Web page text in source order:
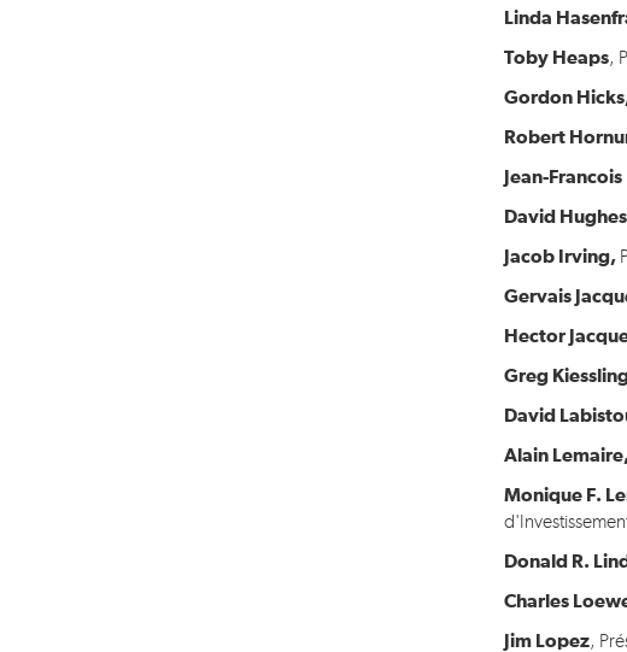
Linda
Toby Heaps,
Gordon
Robert
Jean-
David Hughes
Jacob Irving,
Gervais
Hector
Greg
David
Alain
Monique F.
Donald R.
Charles
Jim Lopez,